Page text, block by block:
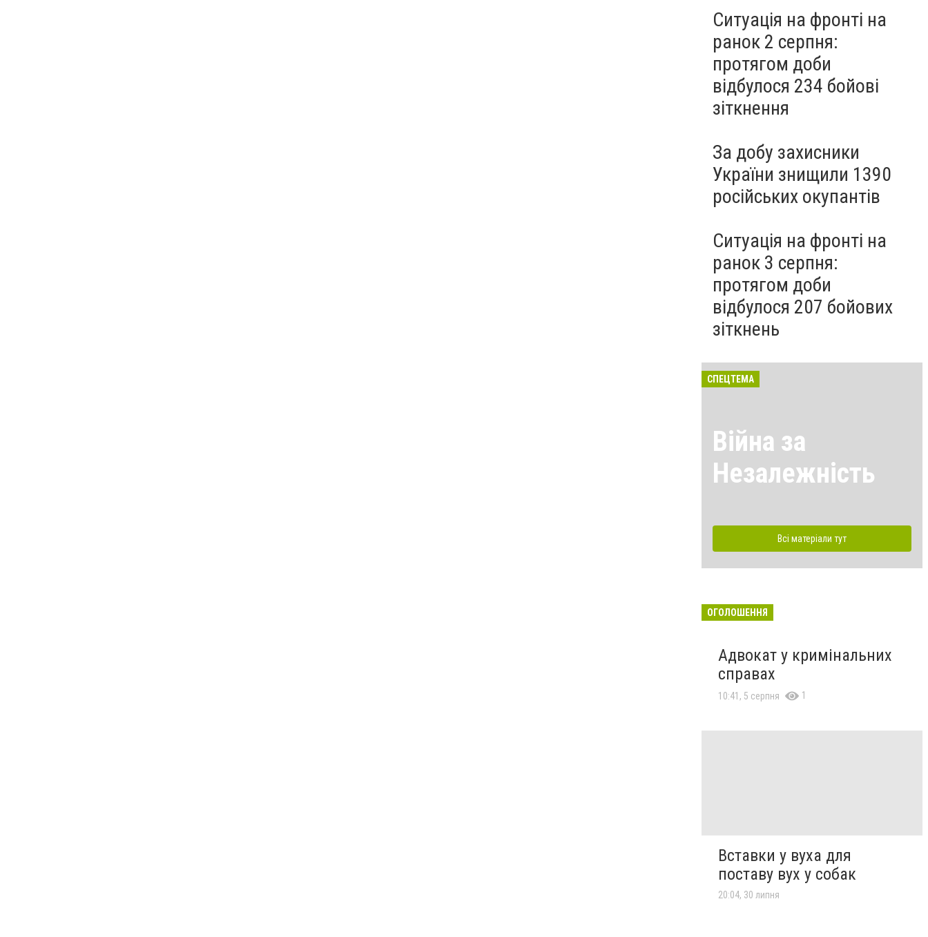
Ситуація на фронті на
ранок 2 серпня:
протягом доби
відбулося 234 бойові
зіткнення
За добу захисники
України знищили 1390
російських окупантів
Ситуація на фронті на
ранок 3 серпня:
протягом доби
відбулося 207 бойових
зіткнень
СПЕЦТЕМА
Війна за
Незалежність
Всі матеріали тут
ОГОЛОШЕННЯ
Адвокат у кримінальних
справах
10:41, 5 серпня 1
Вставки у вуха для
поставу вух у собак
20:04, 30 липня